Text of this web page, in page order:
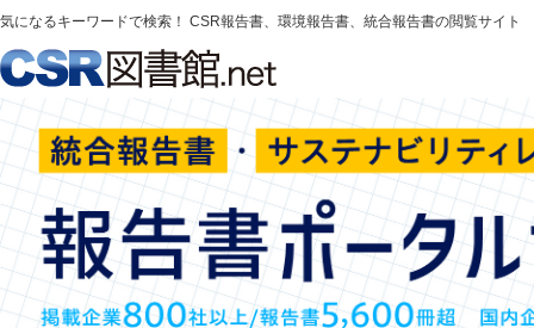
気になるキーワードで検索！ CSR報告書、環境報告書、統合報告書の閲覧サイト